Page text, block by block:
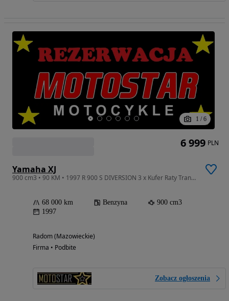
1 / 6
Yamaha XJ
900 cm3 • 90 KM • 1997 R 900 S DIVERSION 3 x Kufer Raty Transport Duży Wybór Moto
68 000 km Benzyna
900 cm3
1997
Radom (Mazowieckie)
Firma • Podbite
Zobacz ogłoszenia
6 999 PLN